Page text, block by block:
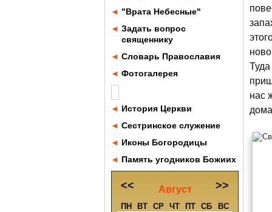
◄ "Врата Небесные"
◄ Задать вопрос
священнику
◄ Словарь Православия
◄ Фотогалерея
◄ История Церкви
◄ Сестринское служение
◄ Иконы Богородицы
◄ Память угодников Божиих
<< >>
Август
ПН ВТ СР ЧТ ПТ СБ ВС
нас